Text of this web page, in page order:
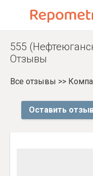
555
Отзывы
Все отзывы >>
Оставить